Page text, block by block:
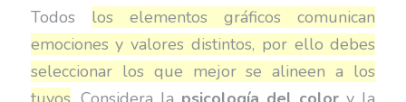
Todos los elementos gráficos comunican
emociones y valores distintos, por ello debes
seleccionar los que mejor se alineen a los